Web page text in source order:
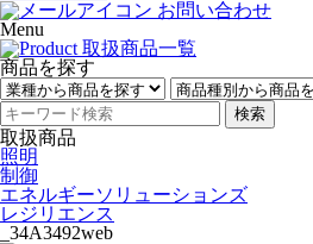
お問い合わせ
Menu
商品を探す
検索
取扱商品
照明
制御
エネルギーソリューションズ
レジリエンス
_34A3492web